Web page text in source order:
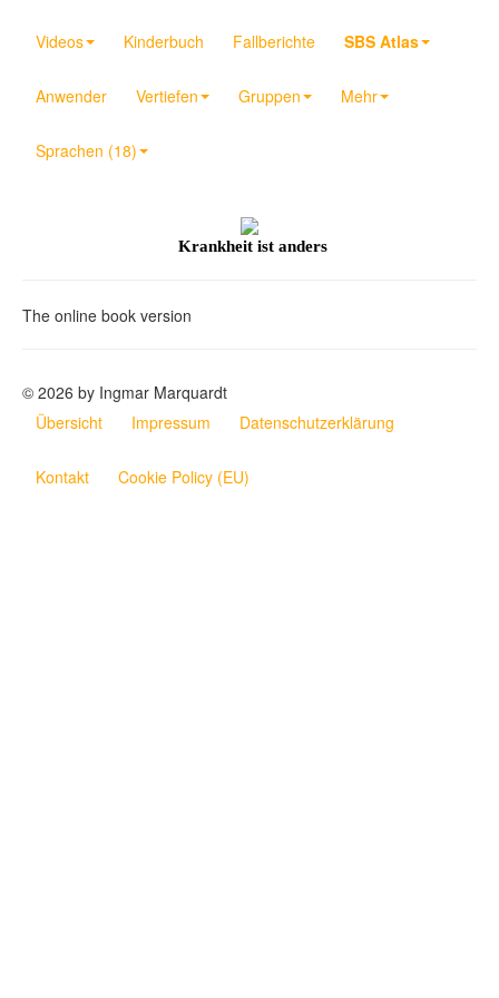
Videos Kinderbuch Fallberichte SBS Atlas
Anwender Vertiefen Gruppen Mehr
Sprachen (18)
Krankheit ist anders
The online book version
© 2026 by Ingmar Marquardt
Übersicht
Impressum Datenschutzerklärung
Kontakt Cookie Policy (EU)